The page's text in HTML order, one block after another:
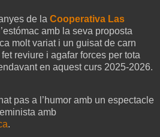
de la Cooperativa Las
amb la seva proposta
molt variat i un guisat de carn
reviure i agafar forces per tota
en aquest curs 2025-2026.
pas a l’humor amb un espectacle
amb
.